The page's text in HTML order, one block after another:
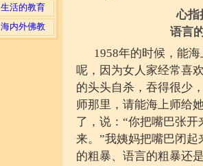
生活的教育
海内外佛教
心指
语言
1958年的时候，能
呢，因为女人家经常喜
的头头自杀，吞得很少
师那里，请能海上师给
了，说：“你把嘴巴张
来。”我姨妈把嘴巴闭
的粗暴、语言的粗暴还